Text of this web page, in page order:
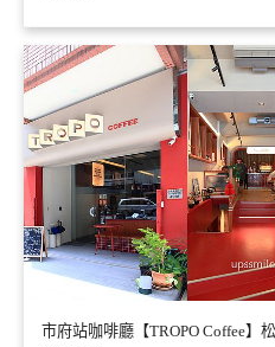
市府站咖啡廳【TROPO Coffee】